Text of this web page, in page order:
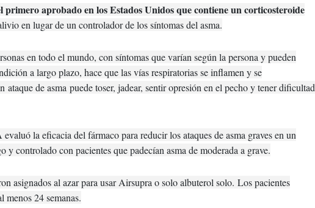
primero aprobado en los Estados Unidos que contiene un corticosteroide
en lugar de un controlador de los síntomas del asma.
en todo el mundo, con síntomas que varían según la persona y pueden
a largo plazo, hace que las vías respiratorias se inflamen y se
ataque de asma puede toser, jadear, sentir opresión en el pecho y tener dificultad
la eficacia del fármaco para reducir los ataques de asma graves en un
y controlado con pacientes que padecían asma de moderada a grave.
asignados al azar para usar Airsupra o solo albuterol solo. Los pacientes
menos 24 semanas.